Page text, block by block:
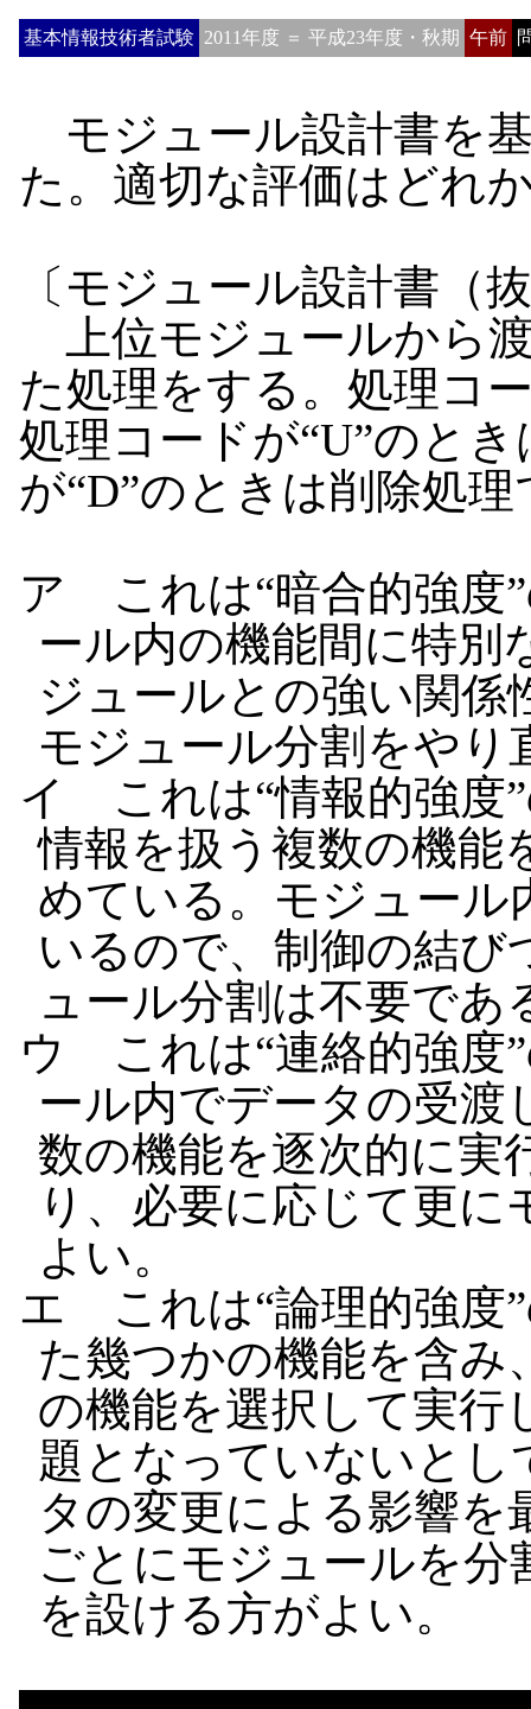
基本情報技術者試験 2011年度 ＝ 平成23年度・秋期 午前
モジュール設計書を
た。適切な評価はどれ
〔モジュール設計書（
上位モジュールから
た処理をする。処理コ
処理コードが“U”のと
が“D”のときは削除処
ア これは“暗合的強度
ール内の機能間に特別
ジュールとの強い関係
モジュール分割をやり
イ これは“情報的強度
情報を扱う複数の機能
めている。モジュール
いるので、制御の結
ュール分割は不要であ
ウ これは“連絡的強度
ール内でデータの受渡
数の機能を逐次的に実
り、必要に応じて更
よい。
エ これは“論理的強度
た幾つかの機能を含
の機能を選択して実行
題となっていないと
タの変更による影響を
ごとにモジュールを分
を設ける方がよい。